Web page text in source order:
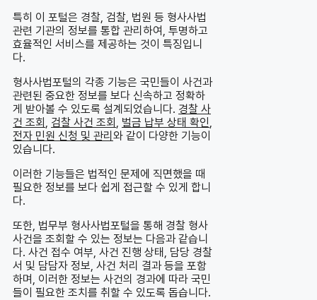
특히 이 포털은 경찰, 검찰, 법원 등 형사사법
관련 기관의 정보를 통합 관리하여, 투명하고
효율적인 서비스를 제공하는 것이 특징입니
다.
형사사법포털의 각종 기능은 국민들이 사건과
관련된 중요한 정보를 보다 신속하고 정확하
게 받아볼 수 있도록 설계되었습니다. 경찰 사
건 조회
검찰 사건 조회 벌금 납부 상태 확인
전자 민원 신청 및 관리 와 같이 다양한 기능이
있습니다.
이러한 기능들은 법적인 문제에 직면했을 때
필요한 정보를 보다 쉽게 접근할 수 있게 합니
다.
또한, 법무부 형사사법포털을 통해 경찰 형사
사건을 조회할 수 있는 정보는 다음과 같습니
다. 사건 접수 여부, 사건 진행 상태, 담당 경찰
서 및 담담자 정보, 사건 처리 결과 등을 포함
하며, 이러한 정보는 사건의 경과에 따라 국민
들이 필요한 조치를 취할 수 있도록 돕습니다.